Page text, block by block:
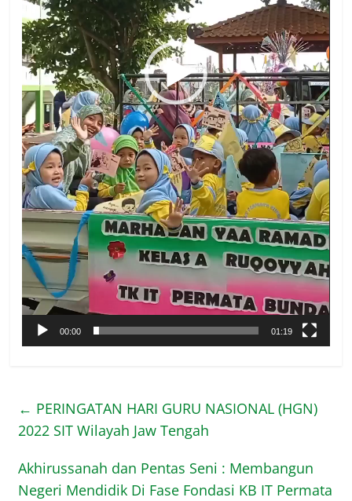
00:00 01:19
← PERINGATAN HARI GURU NASIONAL (HGN)
2022 SIT Wilayah Jaw Tengah
Akhirussanah dan Pentas Seni : Membangun
Negeri Mendidik Di Fase Fondasi KB IT Permata